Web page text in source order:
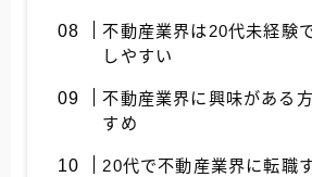
不動産業界は20代未経験
しやすい
不動産業界に興味がある
すめ
20代で不動産業界に転職